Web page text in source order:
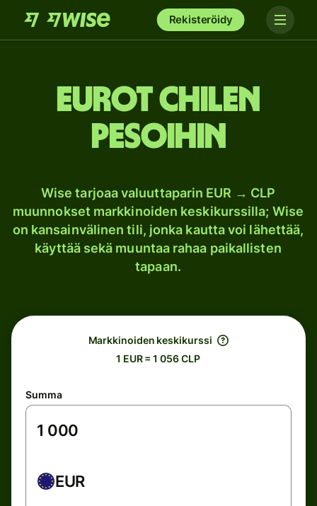
Rekisteröidy
Eurot Chilen
pesoihin
Wise tarjoaa valuuttaparin EUR → CLP
muunnokset markkinoiden keskikurssilla; Wise
on kansainvälinen tili, jonka kautta voi lähettää,
käyttää sekä muuntaa rahaa paikallisten
tapaan.
Markkinoiden keskikurssi
1 EUR = 1 056 CLP
Summa
EUR